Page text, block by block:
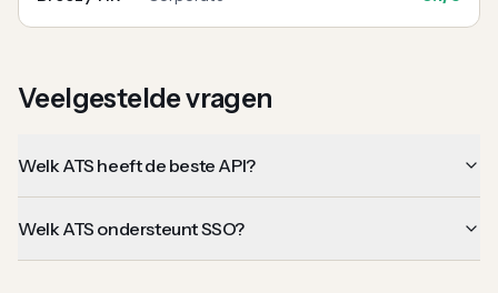
Veelgestelde vragen
Welk ATS heeft de beste API?
Welk ATS ondersteunt SSO?